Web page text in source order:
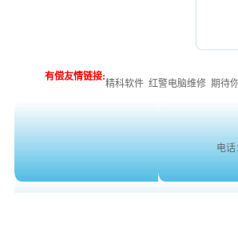
有偿友情链接:
精科软件 红警电脑维修 期待
电话